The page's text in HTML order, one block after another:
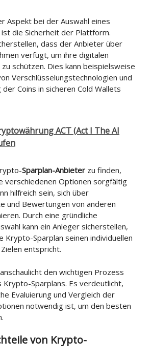
Aspekt bei der Auswahl eines
die Sicherheit der Plattform.
dass der Anbieter über
verfügt, um ihre digitalen
schützen. Dies kann beispielsweise
Verschlüsselungstechnologien und
Coins in sicheren Cold Wallets
ACT (Act I The AI
Sparplan-Anbieter zu finden,
verschiedenen Optionen sorgfältig
hilfreich sein, sich über
und Bewertungen von anderen
Durch eine gründliche
kann ein Anleger sicherstellen,
Krypto-Sparplan seinen individuellen
entspricht.
den wichtigen Prozess
Krypto-Sparplans. Es verdeutlicht,
Evaluierung und Vergleich der
notwendig ist, um den besten
von Krypto-